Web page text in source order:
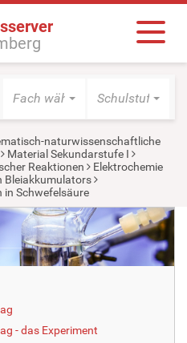
Fach wählen Schulstufe
naturwissenschaftliche
Material Sekundarstufe I
Reaktionen
Elektrochemie
Bleiakkumulators
in Schwefelsäure
- das Experiment